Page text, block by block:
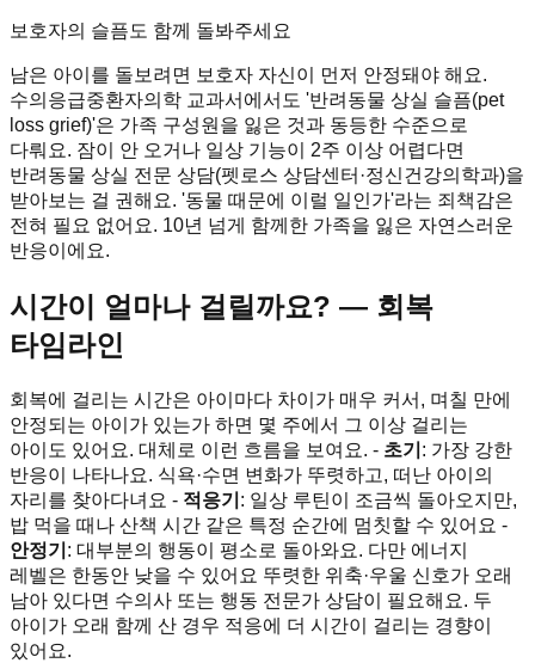
보호자의 슬픔도 함께 돌봐주세요
남은 아이를 돌보려면 보호자 자신이 먼저 안정돼야 해요.
수의응급중환자의학 교과서에서도 '반려동물 상실 슬픔(pet
loss grief)'은 가족 구성원을 잃은 것과 동등한 수준으로
다뤄요. 잠이 안 오거나 일상 기능이 2주 이상 어렵다면
반려동물 상실 전문 상담(펫로스 상담센터·정신건강의학과)을
받아보는 걸 권해요. '동물 때문에 이럴 일인가'라는 죄책감은
전혀 필요 없어요. 10년 넘게 함께한 가족을 잃은 자연스러운
반응이에요.
시간이 얼마나 걸릴까요? — 회복
타임라인
회복에 걸리는 시간은 아이마다 차이가 매우 커서, 며칠 만에
안정되는 아이가 있는가 하면 몇 주에서 그 이상 걸리는
아이도 있어요. 대체로 이런 흐름을 보여요. - 초기 : 가장 강한
반응이 나타나요. 식욕·수면 변화가 뚜렷하고, 떠난 아이의
자리를 찾아다녀요 - 적응기 : 일상 루틴이 조금씩 돌아오지만,
밥 먹을 때나 산책 시간 같은 특정 순간에 멈칫할 수 있어요 -
안정기 : 대부분의 행동이 평소로 돌아와요. 다만 에너지
레벨은 한동안 낮을 수 있어요 뚜렷한 위축·우울 신호가 오래
남아 있다면 수의사 또는 행동 전문가 상담이 필요해요. 두
아이가 오래 함께 산 경우 적응에 더 시간이 걸리는 경향이
있어요.